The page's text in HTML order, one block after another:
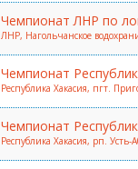
Чемпионат ЛНР по
ЛНР, Нагольчанское
Чемпионат
Республика Хакасия, пгт.
Чемпионат
Республика Хакасия, рп. Усть-